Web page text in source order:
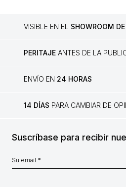
VISIBLE EN EL SHOWROOM DE
PERITAJE ANTES DE LA
ENVÍO EN 24 HORAS
14 DÍAS PARA CAMBIAR DE
Suscríbase para recibir